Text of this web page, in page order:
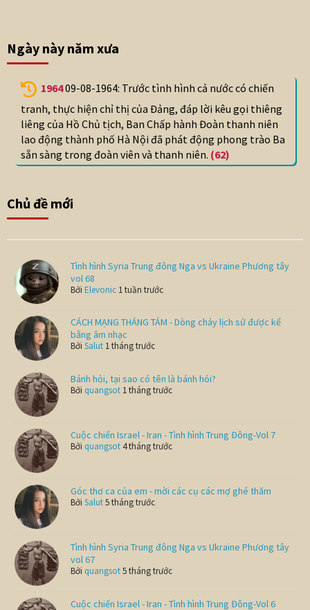
Ngày này năm xưa
196409-08-1964: Trước tình hình cả nước có chiến
tranh, thực hiện chỉ thị của Đảng, đáp lời kêu gọi thiêng
liêng của Hồ Chủ tịch, Ban Chấp hành Đoàn thanh niên
lao động thành phố Hà Nội đã phát động phong trào Ba
sẵn sàng trong đoàn viên và thanh niên. (62)
Chủ đề mới
Tình hình Syria Trung đông Nga vs Ukraine Phương tây
vol 68
BởiElevonic 1 tuần trước
CÁCH MẠNG THÁNG TÁM - Dòng chảy lịch sử được kể
bằng âm nhạc
BởiSalut 1 tháng trước
Bánh hỏi, tại sao có tên là bánh hỏi?
Bởi quangsot 1 tháng trước
Cuộc chiến Israel - Iran - Tình hình Trung Đông-Vol 7
Bởi quangsot 4 tháng trước
Góc thơ ca của em - mời các cụ các mợ ghé thăm
BởiSalut5 tháng trước
Tình hình Syria Trung đông Nga vs Ukraine Phương tây
vol 67
Bởi quangsot5 tháng trước
Cuộc chiến Israel - Iran - Tình hình Trung Đông-Vol 6